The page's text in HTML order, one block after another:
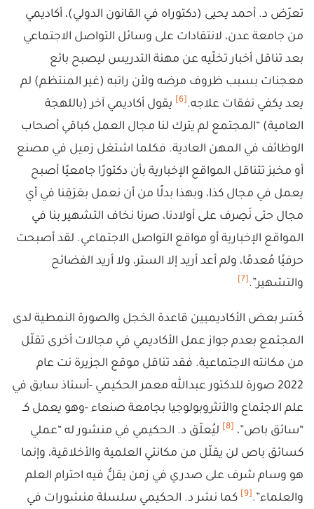
تعرّض د. أحمد يحيى (دكتوراه في القانون الدولي)، أكاديمي
من جامعة عدن، لانتقادات على وسائل التواصل الاجتماعي
بعد تناقل أخبار تخلّيه عن مهنة التدريس ليصبح بائع
معجنات بسبب ظروف مرضه ولأن راتبه (غير المنتظم) لم
يعد يكفي نفقات علاجه. [6]
يقول أكاديمي آخر (باللهجة
العامية) “المجتمع لم يترك لنا مجال العمل كباقي أصحاب
الوظائف في المهن العادية. فكلما اشتغل زميل في مصنع
أو مخبز تتناقل المواقع الإخبارية بأن دكتورًا جامعيًا أصبح
يعمل في مجال كذا، وبهذا بدلًا من أن نعمل بعَرَقِنا في أي
مجال حتى نَصِرف على أولادنا، صرنا نخاف التشهير بنا في
المواقع الإخبارية أو مواقع التواصل الاجتماعي. لقد أصبحت
حرفيًا مُعدمًا، ولم أعد أريد إلا الستر، ولا أريد الفضائح
والتشهير”. [7]
كَسَر بعض الأكاديميين قاعدة الخجل والصورة النمطية لدى
المجتمع بعدم جواز عمل الأكاديمي في مجالات أخرى تقلّل
من مكانته الاجتماعية. فقد تناقل موقع الجزيرة نت عام
2022 صورة للدكتور عبدالله معمر الحكيمي -أستاذ سابق في
علم الاجتماع والأنثروبولوجيا بجامعة صنعاء -وهو يعمل كـ
“سائق باص”، [8]
ليُعلّق د. الحكيمي في منشور له “عملي
كسائق باص لن يقلّل من مكانتي العلمية والأخلاقية، وإنما
هو وسام شرف على صدري في زمن يقلُّ فيه احترام العلم
والعلماء”. [9]
كما نشر د. الحكيمي سلسلة منشورات في